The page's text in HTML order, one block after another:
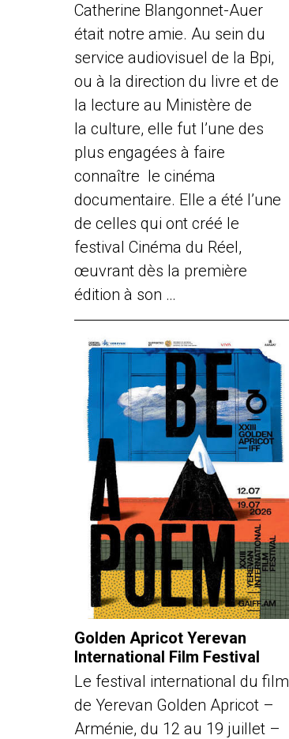
Catherine Blangonnet-Auer
était notre amie. Au sein du
service audiovisuel de la Bpi,
ou à la direction du livre et de
la lecture au Ministère de
la culture, elle fut l’une des
plus engagées à faire
connaître le cinéma
documentaire. Elle a été l’une
de celles qui ont créé le
festival Cinéma du Réel,
œuvrant dès la première
édition à son …
Golden Apricot Yerevan
International Film Festival
Le festival international du film
de Yerevan Golden Apricot –
Arménie, du 12 au 19 juillet –